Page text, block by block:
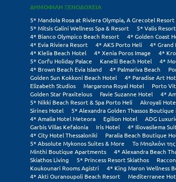
ΔΗΜΟΦΙΛΗ ΞΕΝΟΔΟΧΕΙΑ
5* Mandola Rosa at Riviera Olympia, A Grecotel
5* Mitsis Galini Wellness Spa & Resort
5* Valis
4* Bianco Olympico Beach Resort
4* Golden Coast
4* Evia Riviera Resort
4* AKS Porto Heli 4* Grand
4* Klelia Beach Hotel
4* Xenia Poros Image 4*
5* Corfu Holiday Palace
Kanelli Beach Hotel 4*
4* Brown Beach Evia Island
4* Palmariva Beach
Golden Sun Kokkoni Beach Hotel
4* Paradise Art
Elizabeth Studios
Margarona Royal Hotel Porto
Golden Star Praxitelous
Favie Suzanne Hotel 4*
5* Nikki Beach Resort & Spa Porto Heli
Akroyali
Sirines Hotel
5* Alexandra Golden Thassos
4* Amalia Hotel Meteora
Egilion Hotel ADG
Garbis Villas Kefalonia
Iris Hotel 4* Iliovasilema
4* City Hotel Thessaloniki
Paralia Beach Boutique
5* Absolute Mykonos Suites & More
Το Μπαλκόνι
Minthi Boutique Apartments
4* Alexandra Beach
Skiathos Living
5* Princess Resort Skiathos
Koukounari Rooms Agistri
4* King Maron Wellness
4* Akti Ouranoupoli Beach Resort
Mediterranee